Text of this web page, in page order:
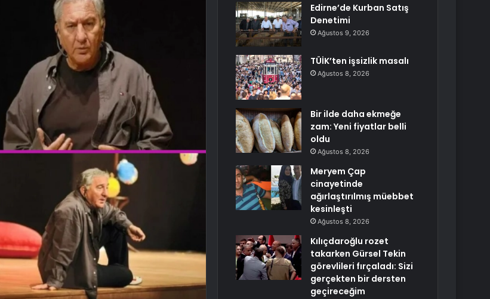
Edirne’de Kurban Satış
Denetimi
Ağustos 9, 2026
TÜİK’ten işsizlik masalı
Ağustos 8, 2026
Bir ilde daha ekmeğe
zam: Yeni fiyatlar belli
oldu
Ağustos 8, 2026
Meryem Çap
cinayetinde
ağırlaştırılmış müebbet
kesinleşti
Ağustos 8, 2026
Kılıçdaroğlu rozet
takarken Gürsel Tekin
görevlileri fırçaladı: Sizi
gerçekten bir dersten
geçireceğim